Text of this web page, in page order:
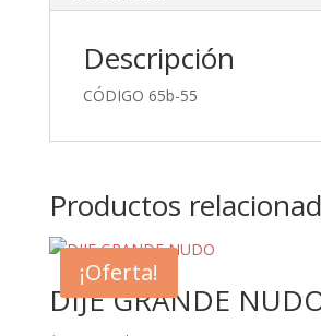
Descripción
CÓDIGO 65b-55
Productos
¡Oferta!
DIJE GRANDE